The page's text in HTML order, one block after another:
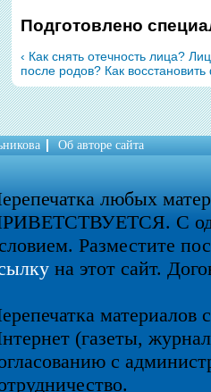
Подготовлено
‹ Как снять отечность лица?
после родов? Как
Об авторе сайта
любых
С
Разместите
на этот сайт.
материалов
(газеты,
с